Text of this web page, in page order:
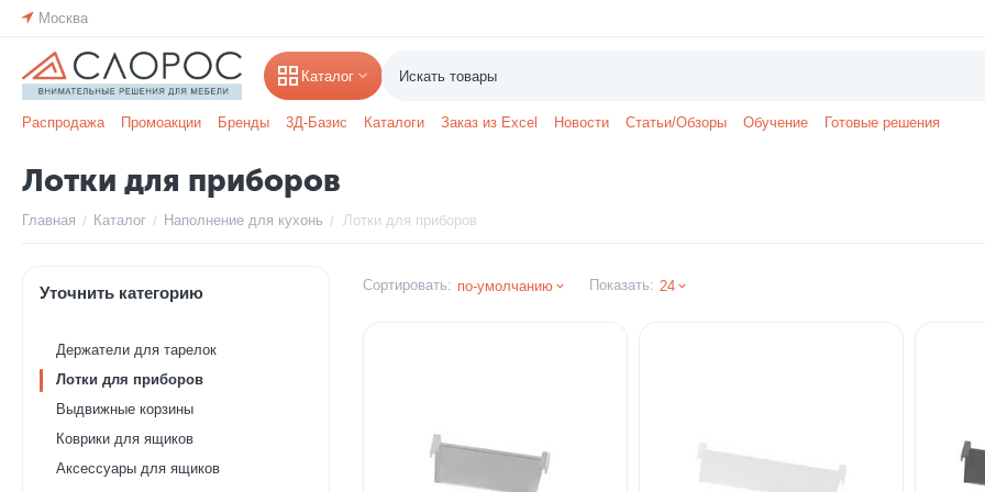
Москва
Каталог
Распродажа Промоакции Бренды 3Д-Базис Каталоги Заказ из Excel Новости Статьи/Обзоры Обучение Готовые решения
Лотки для приборов
Главная / Каталог / Наполнение для кухонь / Лотки для приборов
Сортировать: по-умолчанию Показать: 24
Уточнить категорию
Держатели для тарелок
Лотки для приборов
Выдвижные корзины
Коврики для ящиков
Аксессуары для ящиков